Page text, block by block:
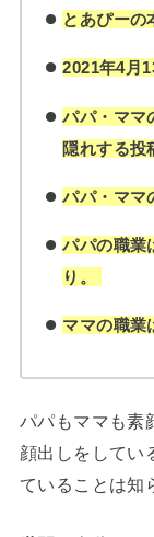
とあぴーの
2021年4月
パパ・ママ
隠れする投
パパ・ママ
パパの職業
り。
ママの職業
パパもママも素
顔出しをしてい
ていることは知